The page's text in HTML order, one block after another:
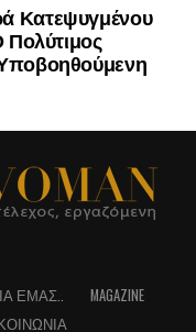
Κατεψυγμένου
Πολύτιμος
ΕΜΆΣ..
MAGAZINE